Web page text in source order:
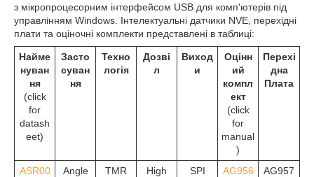
з мікропроцесорним інтерфейсом USB для комп'ютерів під
управлінням Windows. Інтелектуальні датчики NVE, перехідні
плати та оціночні комплекти представлені в таблиці:
Найме
нуван
ня
(click
for
datash
eet)
Засто
суван
ня
Техно
логія
Дозві
л
Виход
и
Оцінн
ий
компл
ект
(click
for
manual
)
Перехі
дна
Плата
ASR00
Angle TMR High SPI
AG956
AG957